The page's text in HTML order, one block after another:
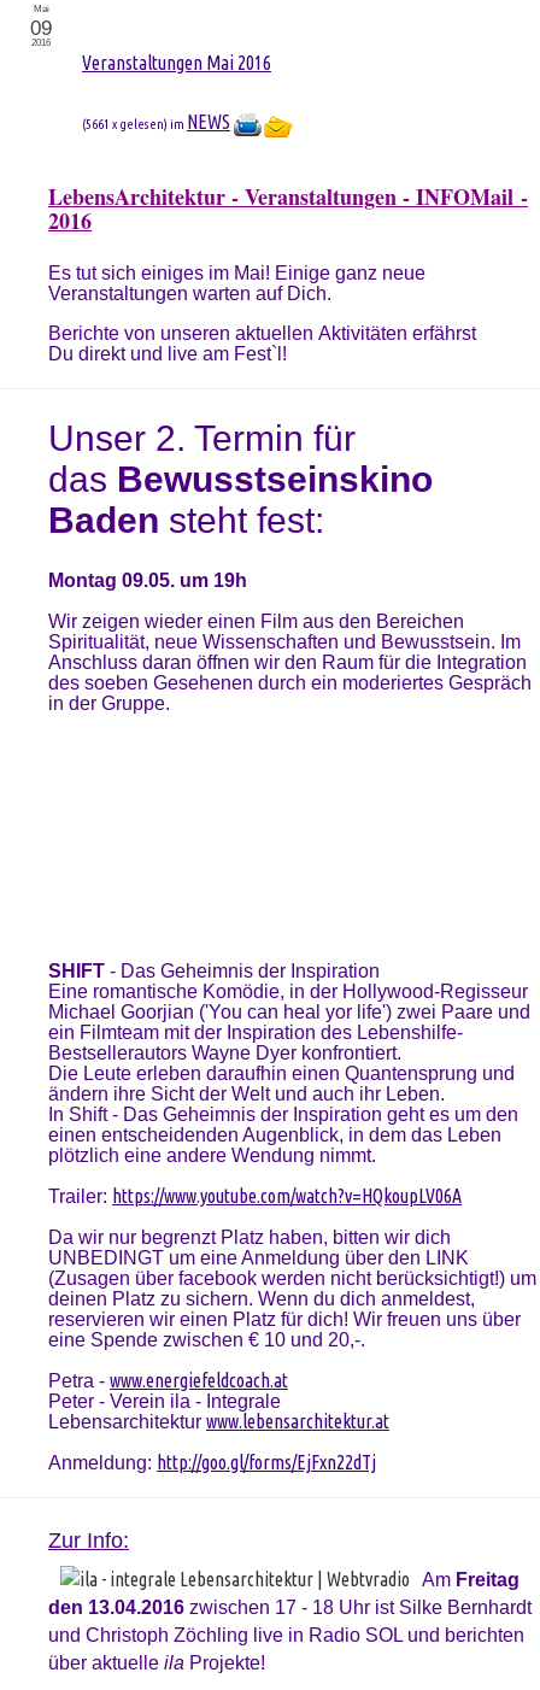
Veranstaltungen Mai 2016
(5661 x gelesen) im NEWS
Mai
09
2016
LebensArchitektur - Veranstaltungen - INFOMail -
2016
Es tut sich einiges im Mai! Einige ganz neue
Veranstaltungen warten auf Dich.
Berichte von unseren aktuellen Aktivitäten erfährst
Du direkt und live am Fest`l!
Unser 2. Termin für
das Bewusstseinskino
Baden steht fest:
Montag 09.05. um 19h
Wir zeigen wieder einen Film aus den Bereichen
Spiritualität, neue Wissenschaften und Bewusstsein. Im
Anschluss daran öffnen wir den Raum für die Integration
des soeben Gesehenen durch ein moderiertes Gespräch
in der Gruppe.
SHIFT - Das Geheimnis der Inspiration
Eine romantische Komödie, in der Hollywood-Regisseur
Michael Goorjian ('You can heal yor life') zwei Paare und
ein Filmteam mit der Inspiration des Lebenshilfe-
Bestsellerautors Wayne Dyer konfrontiert.
Die Leute erleben daraufhin einen Quantensprung und
ändern ihre Sicht der Welt und auch ihr Leben.
In Shift - Das Geheimnis der Inspiration geht es um den
einen entscheidenden Augenblick, in dem das Leben
plötzlich eine andere Wendung nimmt.
Trailer: https://www.youtube.com/watch?v=HQkoupLV06A
Da wir nur begrenzt Platz haben, bitten wir dich
UNBEDINGT um eine Anmeldung über den LINK
(Zusagen über facebook werden nicht berücksichtigt!) um
deinen Platz zu sichern. Wenn du dich anmeldest,
reservieren wir einen Platz für dich! Wir freuen uns über
eine Spende zwischen € 10 und 20,-.
Petra - www.energiefeldcoach.at
Peter - Verein ila - Integrale
Lebensarchitektur www.lebensarchitektur.at
Anmeldung: http://goo.gl/forms/EjFxn22dTj
Zur Info:
Am Freitag
den 13.04.2016 zwischen 17 - 18 Uhr ist Silke Bernhardt
und Christoph Zöchling live in Radio SOL und berichten
über aktuelle ila Projekte!